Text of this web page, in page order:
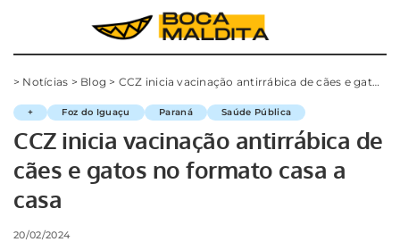
> Notícias > Blog > CCZ inicia vacinação antirrábica de cães e gatos no formato casa a casa
+ Foz do Iguaçu Paraná Saúde Pública
CCZ inicia vacinação antirrábica de
cães e gatos no formato casa a
casa
20/02/2024